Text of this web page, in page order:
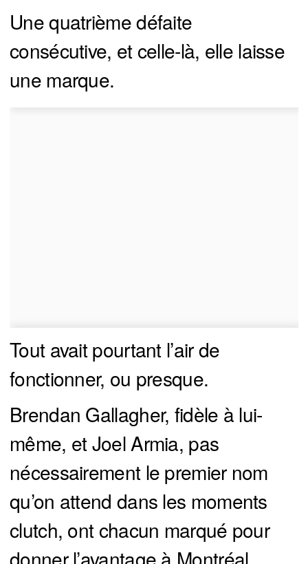
Une quatrième défaite
consécutive, et celle-là, elle laisse
une marque.
Tout avait pourtant l’air de
fonctionner, ou presque.
Brendan Gallagher, fidèle à lui-
même, et Joel Armia, pas
nécessairement le premier nom
qu’on attend dans les moments
clutch, ont chacun marqué pour
donner l’avantage à Montréal.